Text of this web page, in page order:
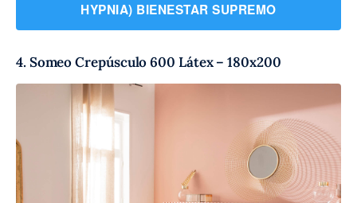
HYPNIA) BIENESTAR SUPREMO
4. Someo Crepúsculo 600 Látex – 180x200